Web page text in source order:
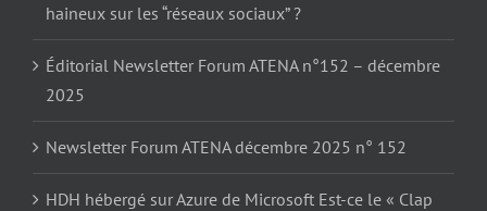
haineux sur les “réseaux sociaux” ?
Éditorial Newsletter Forum ATENA n°152 – décembre
2025
Newsletter Forum ATENA décembre 2025 n° 152
HDH hébergé sur Azure de Microsoft Est-ce le « Clap